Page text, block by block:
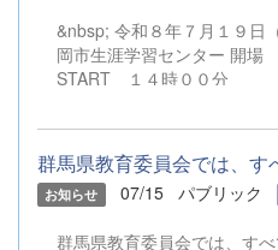
&nbsp; 令和８年７月１９日（日） 場所 富
岡市生涯学習センター 開場
START １４時００分
お知らせ 07/15 パブリック
群馬県教育委員会では、す